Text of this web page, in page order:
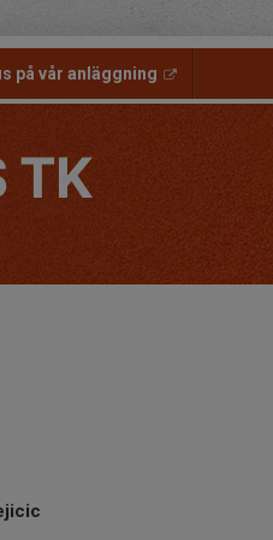
på vår anläggning
TK